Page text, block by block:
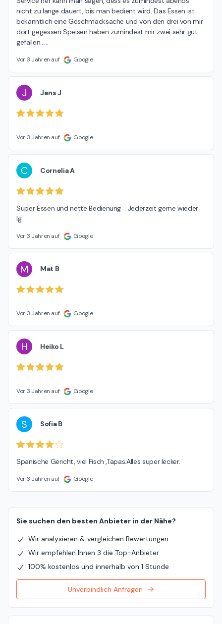
nicht zu lange dauert, bis man bedient wird. Das Essen ist
bekanntlich eine Geschmacksache und von den drei von mir
dort gegessen Speisen haben zumindest mir zwei sehr gut
gefallen...…
Vor 3 Jahren auf Google
J Jens J
Vor 3 Jahren auf Google
C Cornelia A
Super Essen und nette Bedienung  . Jederzeit gerne wieder
lg
Vor 3 Jahren auf Google
M Mat B
Vor 3 Jahren auf Google
H Heiko L
Vor 3 Jahren auf Google
S Sofia B
Spanische Gericht, viel Fisch ,Tapas.Alles super lecker.
Vor 3 Jahren auf Google
Sie suchen den besten Anbieter in der Nähe?
Wir analysieren & vergleichen Bewertungen
Wir empfehlen Ihnen 3 die Top-Anbieter
100% kostenlos und innerhalb von 1 Stunde
Unverbindlich Anfragen